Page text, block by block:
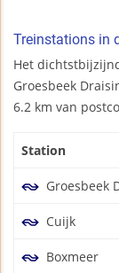
Treinstations in
Het
Groesbeek
6.2 km van
Station
Groesbeek
Cuijk
Boxmeer